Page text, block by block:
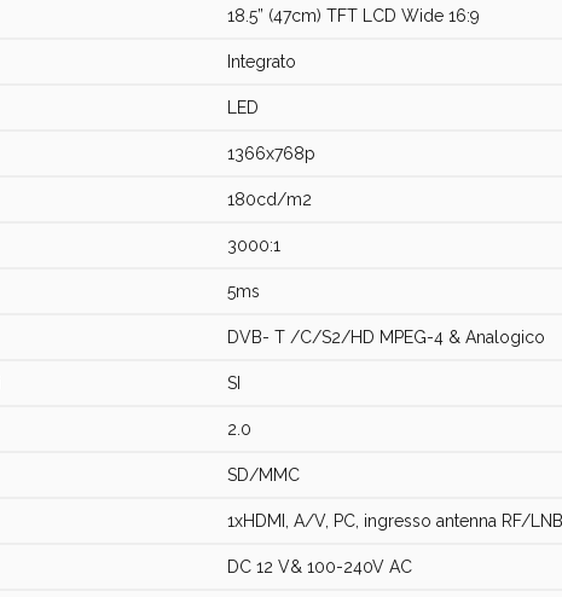
18.5” (47cm) TFT LCD Wide 16:9
Integrato
LED
1366x768p
180cd/m2
3000:1
5ms
DVB- T /C/S2/HD MPEG-4 & Analogico
SI
2.0
SD/MMC
1xHDMI, A/V, PC, ingresso antenna RF/LNB
DC 12 V& 100-240V AC